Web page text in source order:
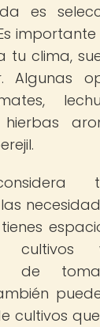
es
tu clima,
Algunas
de
cultivos